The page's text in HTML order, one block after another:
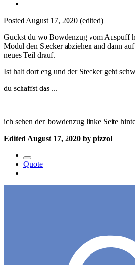
Posted August 17, 2020 (edited)
Guckst du wo Bowdenzug vom Auspuff
Modul den Stecker abziehen and dann
neues Teil drauf.
Ist halt dort eng und der Stecker geht
du schaffst das ...
ich sehen den bowdenzug linke Seite
Edited August 17, 2020 by pizzol
Quote